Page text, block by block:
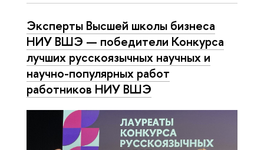
Эксперты Высшей школы бизнеса
НИУ ВШЭ — победители Конкурса
лучших русскоязычных научных и
научно-популярных работ
работников НИУ ВШЭ